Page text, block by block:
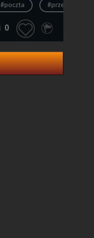
#poczta #przepraszam
0